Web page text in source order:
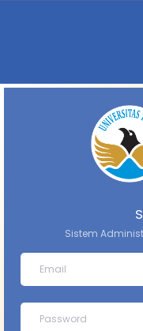
Sistem